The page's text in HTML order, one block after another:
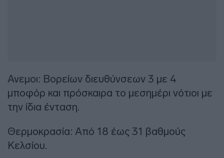
Ανεμοι: Βορείων διευθύνσεων 3 με 4
μποφόρ και πρόσκαιρα το μεσημέρι νότιοι με
την ίδια ένταση.
Θερμοκρασία: Από 18 έως 31 βαθμούς
Κελσίου.